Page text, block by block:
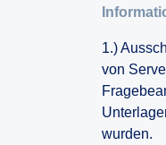
1.)
von
wurden.